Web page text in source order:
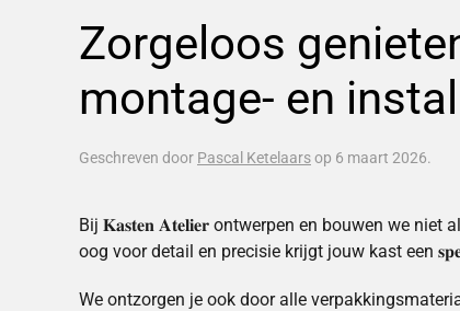
Zorgeloos
montage- en
Geschreven door Pascal Ketelaarsop 6 maart 2026.
Bij 𝐊𝐚𝐬𝐭𝐞𝐧 𝐀𝐭𝐞𝐥𝐢𝐞𝐫 ontwerpen en bouwen we
oog voor detail en precisie krijgt jouw kast een
We ontzorgen je ook door alle